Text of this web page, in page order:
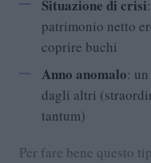
Situazione di crisi
patrimonio netto
coprire buchi
Anno anomalo:
dagli altri
tantum)
Per fare bene questo